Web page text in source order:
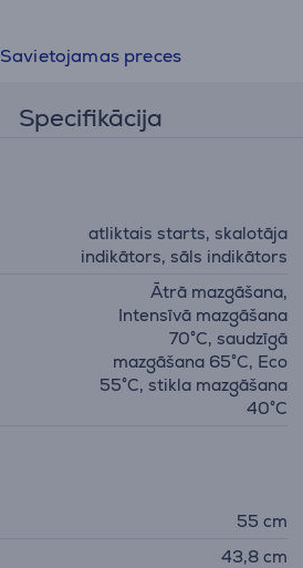
Savietojamas preces
Specifikācija
atliktais starts, skalotāja
indikātors, sāls indikātors
Ātrā mazgāšana,
Intensīvā mazgāšana
70°C, saudzīgā
mazgāšana 65°C, Eco
55°C, stikla mazgāšana
40°C
55 cm
43,8 cm